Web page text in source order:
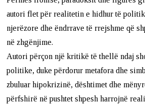
autori flet për realitetin e hidhur të
njerëzore dhe ëndrrave të rrejshme që
në zhgënjime.
Autori përçon një kritikë të thellë ndaj
politike, duke përdorur metafora dhe
zbuluar hipokrizinë, dështimet dhe
përfshirë në pushtet shpesh harrojnë